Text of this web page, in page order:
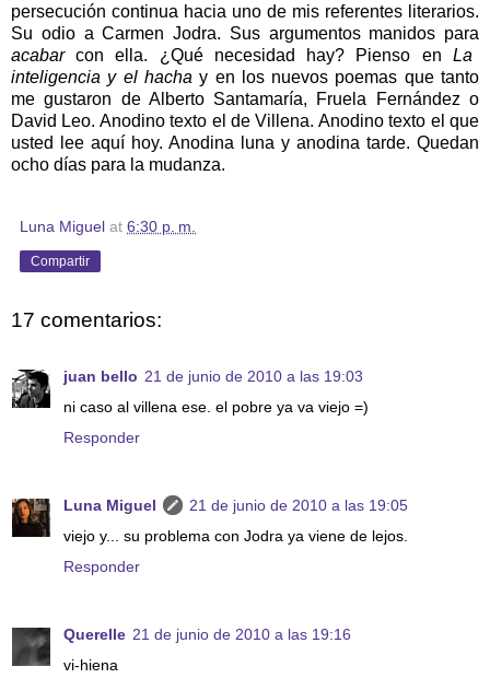
persecución continua hacia uno de mis referentes literarios.
Su odio a Carmen Jodra. Sus argumentos manidos para
acabarcon ella. ¿Qué necesidad hay? Pienso en La
inteligencia y el hacha y en los nuevos poemas que tanto
me gustaron de Alberto Santamaría, Fruela Fernández o
David Leo. Anodino texto el de Villena. Anodino texto el que
usted lee aquí hoy. Anodina luna y anodina tarde. Quedan
ocho días para la mudanza.
Luna Miguel at 6:30 p. m.
Compartir
17 comentarios:
juan bello 21 de junio de 2010 a las 19:03
ni caso al villena ese. el pobre ya va viejo =)
Responder
Luna Miguel
21 de junio de 2010 a las 19:05
viejo y... su problema con Jodra ya viene de lejos.
Responder
Querelle 21 de junio de 2010 a las 19:16
vi-hiena